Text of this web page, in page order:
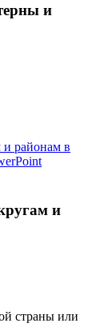
и
и
страны или